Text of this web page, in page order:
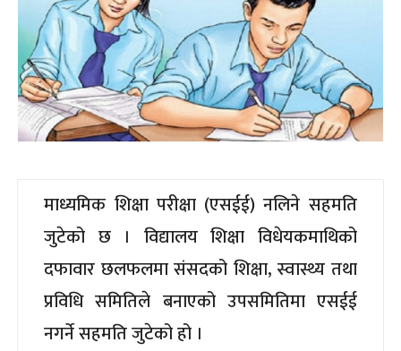
माध्यमिक शिक्षा परीक्षा (एसईई) नलिने सहमति
जुटेको छ । विद्यालय शिक्षा विधेयकमाथिको
दफावार छलफलमा संसदको शिक्षा, स्वास्थ्य तथा
प्रविधि समितिले बनाएको उपसमितिमा एसईई
नगर्ने सहमति जुटेको हो ।